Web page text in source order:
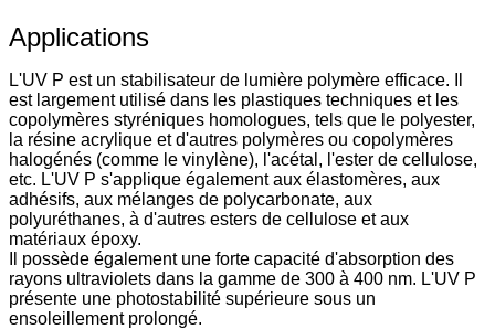
Applications
L'UV P est un stabilisateur de lumière polymère efficace. Il
est largement utilisé dans les plastiques techniques et les
copolymères styréniques homologues, tels que le polyester,
la résine acrylique et d'autres polymères ou copolymères
halogénés (comme le vinylène), l'acétal, l'ester de cellulose,
etc. L'UV P s'applique également aux élastomères, aux
adhésifs, aux mélanges de polycarbonate, aux
polyuréthanes, à d'autres esters de cellulose et aux
matériaux époxy.
Il possède également une forte capacité d'absorption des
rayons ultraviolets dans la gamme de 300 à 400 nm. L'UV P
présente une photostabilité supérieure sous un
ensoleillement prolongé.